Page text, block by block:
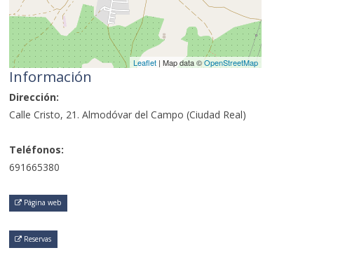
Leaflet| Map data ©OpenStreetMap
Información
Dirección:
Calle Cristo, 21. Almodóvar del Campo (Ciudad Real)
Teléfonos:
691665380
Página web
Reservas